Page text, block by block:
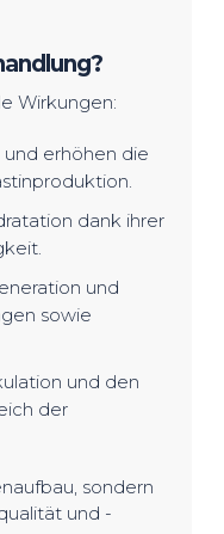
Wirkungen:
erhöhen die
dank ihrer
und
sowie
und den
der
sondern
und -